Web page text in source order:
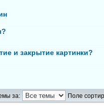
и закрытие картинки?
за:
Поле